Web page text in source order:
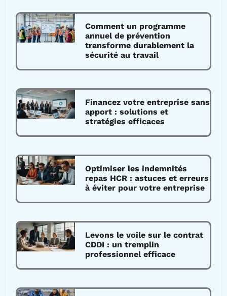
Comment un programme
annuel de prévention
transforme durablement la
sécurité au travail
Financez votre entreprise sans
apport : solutions et
stratégies efficaces
Optimiser les indemnités
repas HCR : astuces et erreurs
à éviter pour votre entreprise
Levons le voile sur le contrat
CDDI : un tremplin
professionnel efficace